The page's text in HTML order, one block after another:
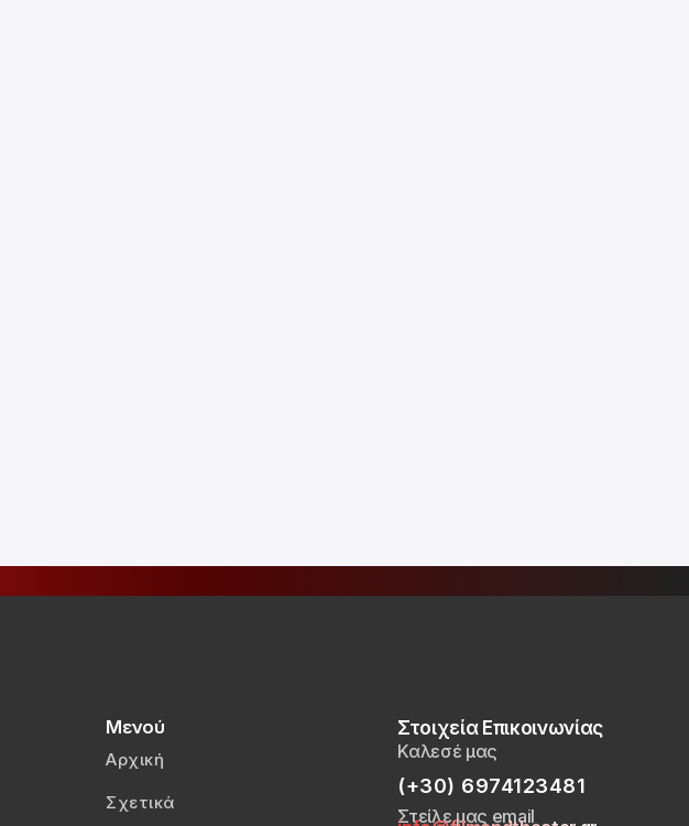
Μενού
Αρχική
Σχετικά
Στοιχεία Επικοινωνίας
Καλεσέ μας
(+30) 6974123481
Στείλε μας email